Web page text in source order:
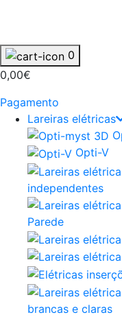
0
0,00€
Pagamento
Lareiras elétricas
Opti-V
independentes
Parede
brancas e claras